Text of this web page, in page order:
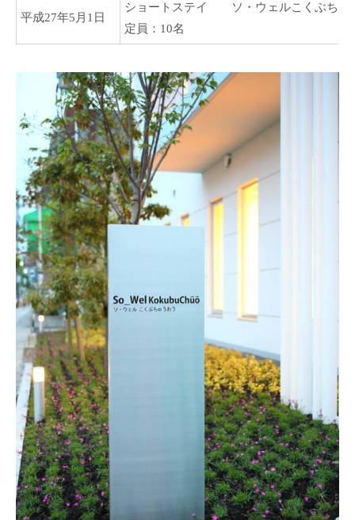
平成27年5月1日
ショートステイ ソ・ウェルこくぶちゅ
定員：10名